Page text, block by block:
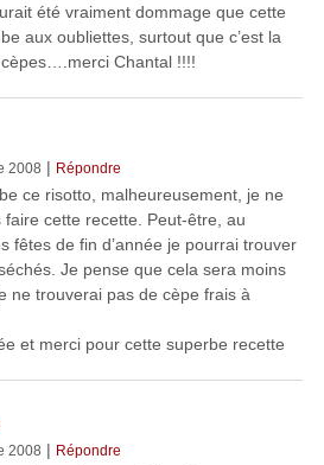
été vraiment dommage que cette
aux oubliettes, surtout que c’est la
Chantal !!!!
2008 | Répondre
ce risotto, malheureusement, je ne
faire cette recette. Peut-être, au
fêtes de fin d’année je pourrai trouver
Je pense que cela sera moins
ne trouverai pas de cèpe frais à
et merci pour cette superbe recette
2008 | Répondre